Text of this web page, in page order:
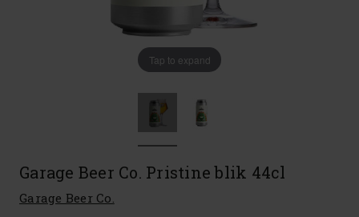
Tap to expand
Garage Beer Co. Pristine blik 44cl
Garage Beer Co.